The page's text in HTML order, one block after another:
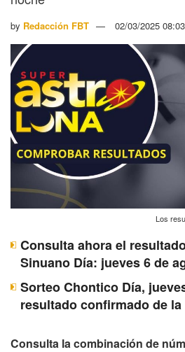
by Redacción FBT 02/03/2025 08:03
Los
Consulta ahora el
Sinuano Día: jueves 6 de
Sorteo Chontico Día,
resultado confirmado de
Consulta la combinación de